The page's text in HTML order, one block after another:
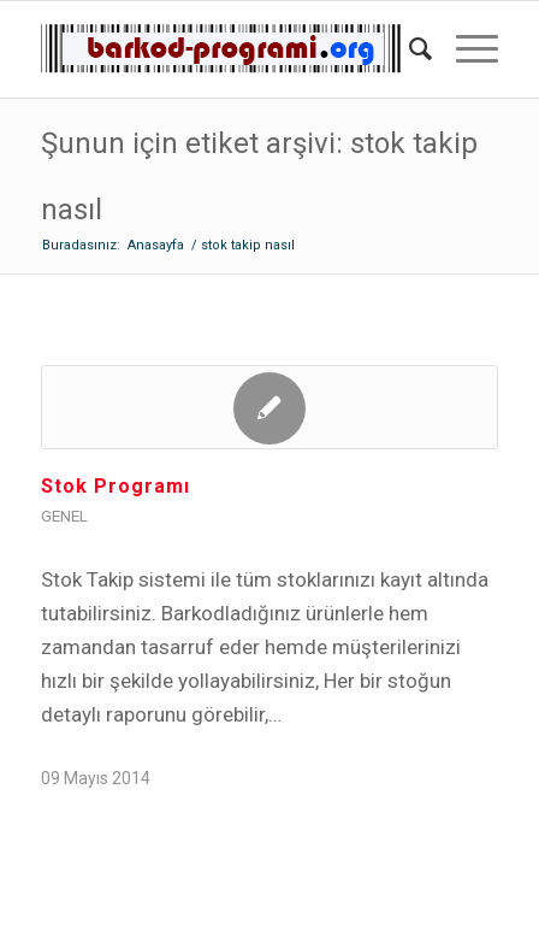
Şunun için etiket arşivi: stok takip
nasıl
Buradasınız: Anasayfa / stok takip nasıl
Stok Programı
GENEL
Stok Takip sistemi ile tüm stoklarınızı kayıt altında
tutabilirsiniz. Barkodladığınız ürünlerle hem
zamandan tasarruf eder hemde müşterilerinizi
hızlı bir şekilde yollayabilirsiniz, Her bir stoğun
detaylı raporunu görebilir,…
09 Mayıs 2014